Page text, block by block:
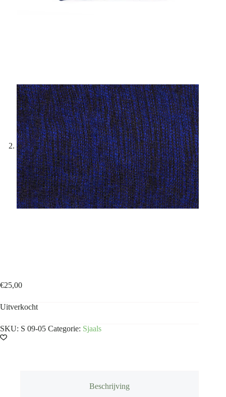
€25,00
Uitverkocht
SKU: S 09-05 Categorie: Sjaals
Beschrijving